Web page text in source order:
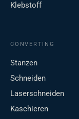
Klebstoff
CONVERTING
Stanzen
Schneiden
Laserschneiden
Kaschieren